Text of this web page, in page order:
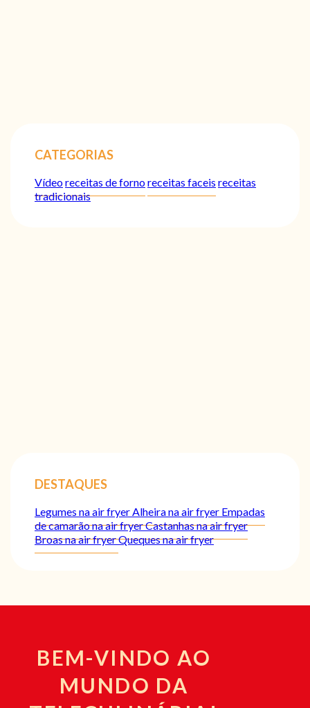
CATEGORIAS
Vídeoreceitas de fornoreceitas faceis receitas
tradicionais
DESTAQUES
Legumes na air fryerAlheira na air fryer Empadas
de camarão na air fryerCastanhas na air fryer
Broas na air fryerQueques na air fryer
BEM-VINDO AO
MUNDO DA